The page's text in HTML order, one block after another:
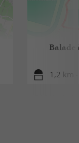
Balade
1,2 km